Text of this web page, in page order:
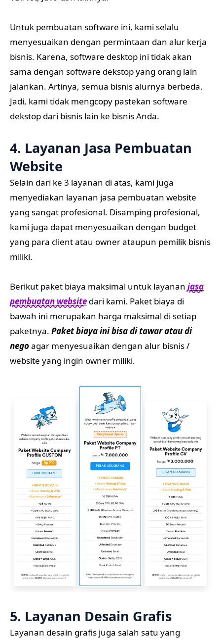
Untuk pembuatan software ini, kami selalu
menyesuaikan dengan permintaan dan alur kerja
bisnis. Karena, software desktop ini tidak akan
sama dengan software dekstop yang orang lain
jalankan. Artinya, semua bisnis alurnya berbeda.
Jadi, kami tidak mengcopy pastekan software
dekstop dari bisnis lain ke bisnis Anda.
4. Layanan Jasa Pembuatan
Website
Selain dari ke 3 layanan di atas, kami juga
menyediakan layanan jasa pembuatan website
yang sangat profesional. Disamping profesional,
kami juga dapat menyesuaikan dengan budget
yang para client atau owner ataupun pemilik bisnis
miliki.
Berikut paket biaya maksimal untuk layanan jasa
pembuatan website dari kami. Paket biaya di
bawah ini merupakan harga maksimal di setiap
paketnya. Paket biaya ini bisa di tawar atau di
negoagar menyesuaikan dengan alur bisnis /
website yang ingin owner miliki.
5. Layanan Desain Grafis
Layanan desain grafis juga salah satu yang